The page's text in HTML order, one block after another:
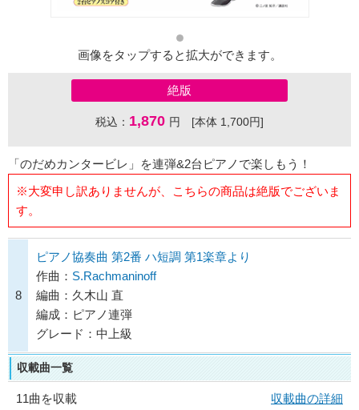
画像をタップすると拡大ができます。
絶版
税込： 1,870 円 [本体 1,700円]
「のだめカンタービレ」を連弾&2台ピアノで楽しもう！
※大変申し訳ありませんが、こちらの商品は絶版でございま
す。
8
ピアノ協奏曲 第2番 ハ短調 第1楽章より
作曲： S.Rachmaninoff
編曲：久木山 直
編成：ピアノ連弾
グレード：中上級
収載曲一覧
11曲を収載
収載曲の詳細